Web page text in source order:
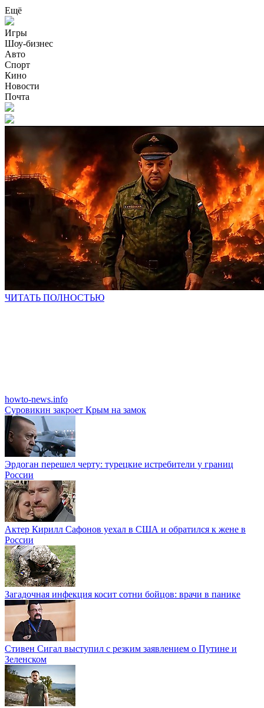
Ещё
Игры
Шоу-бизнес
Авто
Спорт
Кино
Новости
Почта
ЧИТАТЬ ПОЛНОСТЬЮ
howto-news.info
Суровикин закроет Крым на замок
Эрдоган перешел черту: турецкие истребители у границ
России
Актер Кирилл Сафонов уехал в США и обратился к жене в
России
Загадочная инфекция косит сотни бойцов: врачи в панике
Стивен Сигал выступил с резким заявлением о Путине и
Зеленском